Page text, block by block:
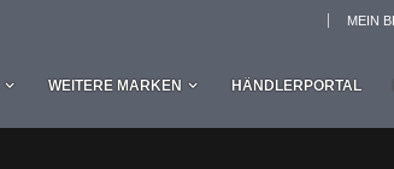
MEIN
WEITERE MARKEN HÄNDLERPORTAL